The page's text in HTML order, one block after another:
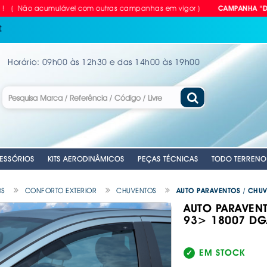
com outras campanhas em vigor ) CAMPANHA
Horário: 09h00 às 12h30 e das 14h00 às 19h00
. EMERGENCIA
. PLACAS RETRORREFLECTORAS
. ANTENAS AUTO
. CABOS DE
TPMS
. EMERGENCIA
. MATRÍCULAS
. MATRÍCULAS - EQUIPAMENTOS &
ACESSÓRIOS
KITS AERODINÂMICOS PEÇAS TÉCNICAS TODO TERRENO
. CUBOS RODA MANUAIS
CARRO
. EMERGENCIA
. CHAVES DE
. EQUIPAMENTOS
. CORTINAS PARA CARRO
. MOCAS / MANETES VELOCIDADES
. DISCOS DE
. KITS
CONFORTO EXTERIOR CHUVENTOS AUTO PARAVENTOS /
AUTO
93> 18007
EM STOCK